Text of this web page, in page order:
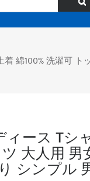
綿100% 洗濯可
ース Tシ
大人用 男
シンプル